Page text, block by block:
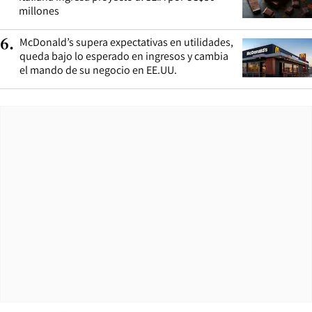
millones
6. McDonald’s supera expectativas en utilidades,
queda bajo lo esperado en ingresos y cambia
el mando de su negocio en EE.UU.